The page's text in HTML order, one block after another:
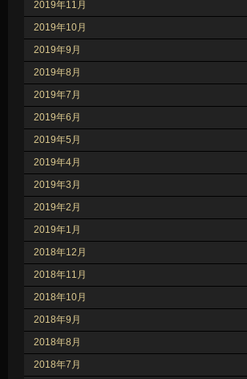
2019年11月
2019年10月
2019年9月
2019年8月
2019年7月
2019年6月
2019年5月
2019年4月
2019年3月
2019年2月
2019年1月
2018年12月
2018年11月
2018年10月
2018年9月
2018年8月
2018年7月